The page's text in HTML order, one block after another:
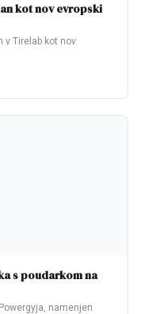
kot nov evropski
v Tirelab kot nov
s poudarkom na
namenjen